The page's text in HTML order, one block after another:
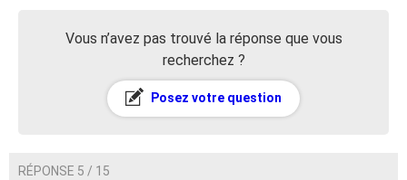
Vous n’avez pas trouvé la réponse que vous
recherchez ?
Posez votre question
RÉPONSE 5 / 15